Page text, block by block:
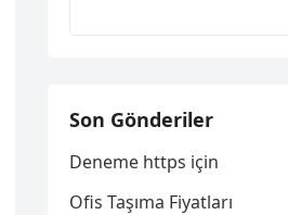
Son Gönderiler
Deneme https için
Ofis Taşıma Fiyatları